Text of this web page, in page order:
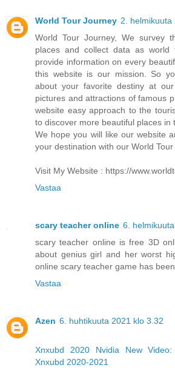
World Tour Journey 2. helmikuuta
World Tour Journey, We survey
places and collect data as world
provide information on every
this website is our mission. So
about your favorite destiny at
pictures and attractions of famous
website easy approach to the
to discover more beautiful places in
We hope you will like our website
your destination with our World Tour
Visit My Website : https://
Vastaa
scary teacher online 6.
scary teacher online is free 3D
about genius girl and her worst
online scary teacher game has
Vastaa
Azen 6. huhtikuuta 2021 klo 3.32
Xnxubd 2020 Nvidia New
Xnxubd 2020-2021